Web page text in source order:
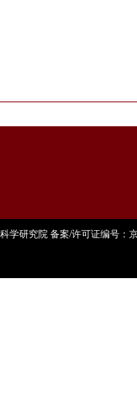
研究院 备案/许可证编号：